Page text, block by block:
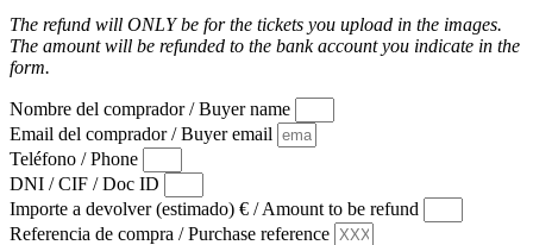
The refund will ONLY be for the tickets you upload in the images.
The amount will be refunded to the bank account you indicate in the
form.
Nombre del comprador / Buyer name
Email del comprador / Buyer email
Teléfono / Phone
DNI / CIF / Doc ID
Importe a devolver (estimado) € / Amount to be refund
Referencia de compra / Purchase reference